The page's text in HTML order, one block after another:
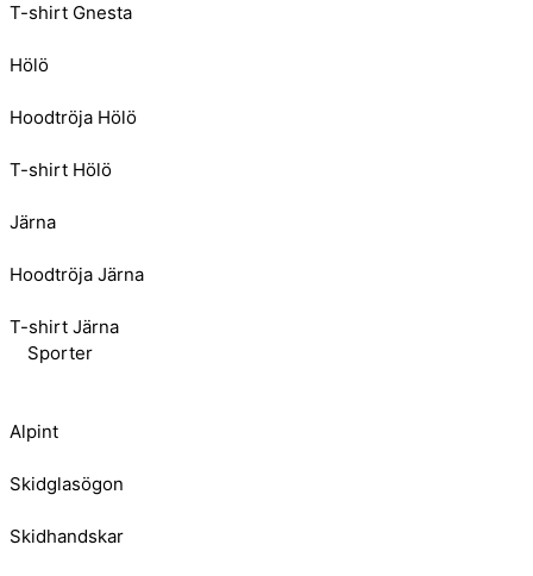
T-shirt Gnesta
Hölö
Hoodtröja Hölö
T-shirt Hölö
Järna
Hoodtröja Järna
T-shirt Järna
Sporter
Alpint
Skidglasögon
Skidhandskar